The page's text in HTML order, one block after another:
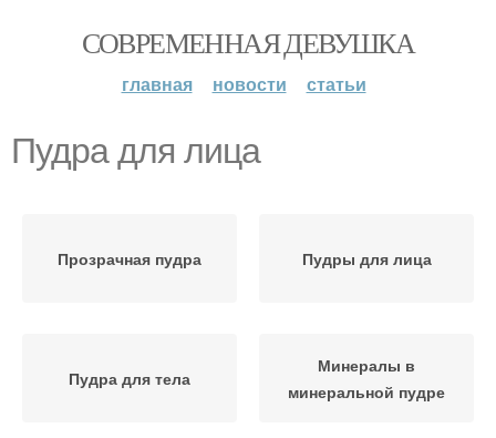
СОВРЕМЕННАЯ ДЕВУШКА
главная новости статьи
Пудра для лица
Прозрачная пудра Пудры для лица
Пудра для тела
Минералы в
минеральной пудре